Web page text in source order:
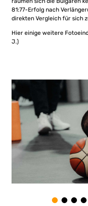
81:77-Erfolg nach
direkten Vergleich für sich
Hier einige weitere
J.)